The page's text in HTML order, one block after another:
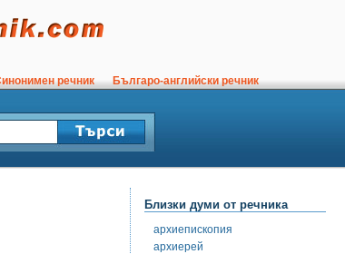
речник Българо-английски речник
Близки думи от речника
архиепископия
архиерей